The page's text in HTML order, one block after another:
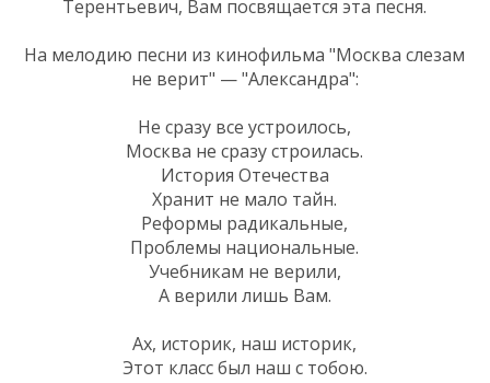
Терентьевич, Вам посвящается эта песня.
На мелодию песни из кинофильма "Москва слезам
не верит" — "Александра":
Не сразу все устроилось,
Москва не сразу строилась.
История Отечества
Хранит не мало тайн.
Реформы радикальные,
Проблемы национальные.
Учебникам не верили,
А верили лишь Вам.
Ах, историк, наш историк,
Этот класс был наш с тобою.